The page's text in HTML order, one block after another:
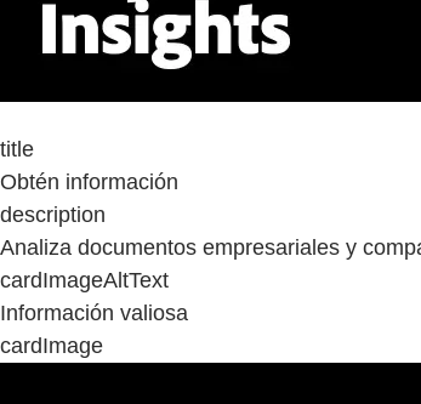
title
Obtén información
description
Analiza documentos empresariales y
cardImageAltText
Información valiosa
cardImage